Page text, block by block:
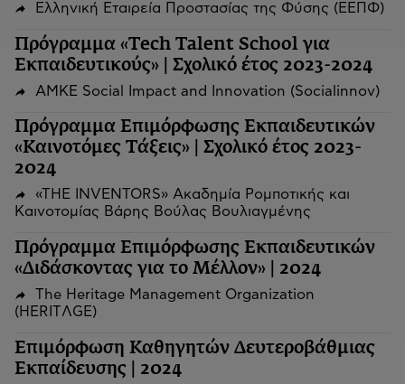
Ελληνική Εταιρεία Προστασίας της Φύσης (ΕΕΠΦ)
Πρόγραμμα «Tech Talent School για
Εκπαιδευτικούς» | Σχολικό έτος 2023-2024
ΑΜΚΕ Social Impact and Innovation (Socialinnov)
Πρόγραμμα Επιμόρφωσης Εκπαιδευτικών
«Καινοτόμες Τάξεις» | Σχολικό έτος 2023-
2024
«THE INVENTORS» Ακαδημία Ρομποτικής και
Καινοτομίας Βάρης Βούλας Βουλιαγμένης
Πρόγραμμα Επιμόρφωσης Εκπαιδευτικών
«Διδάσκοντας για το Μέλλον» | 2024
The Heritage Management Organization
(HERITΛGΕ)
Επιμόρφωση Καθηγητών Δευτεροβάθμιας
Εκπαίδευσης | 2024